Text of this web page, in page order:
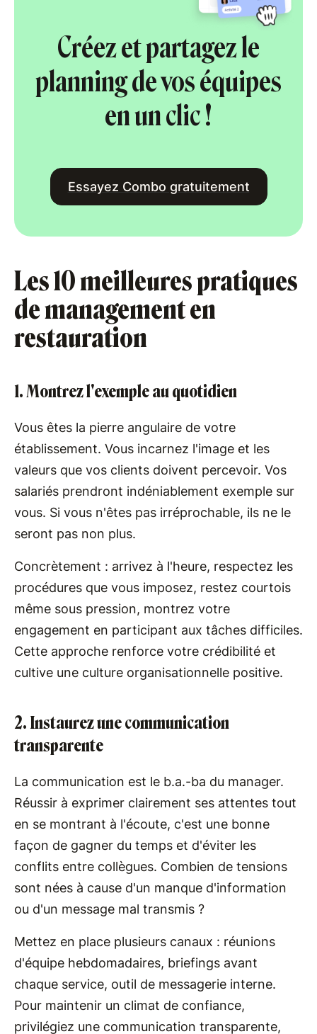
Créez et partagez le
planning de vos équipes
en un clic !
Essayez Combo gratuitement
Les 10 meilleures pratiques
de management en
restauration
1. Montrez l'exemple au quotidien
Vous êtes la pierre angulaire de votre
établissement. Vous incarnez l'image et les
valeurs que vos clients doivent percevoir. Vos
salariés prendront indéniablement exemple sur
vous. Si vous n'êtes pas irréprochable, ils ne le
seront pas non plus.
Concrètement : arrivez à l'heure, respectez les
procédures que vous imposez, restez courtois
même sous pression, montrez votre
engagement en participant aux tâches difficiles.
Cette approche renforce votre crédibilité et
cultive une culture organisationnelle positive.
2. Instaurez une communication
transparente
La communication est le b.a.-ba du manager.
Réussir à exprimer clairement ses attentes tout
en se montrant à l'écoute, c'est une bonne
façon de gagner du temps et d'éviter les
conflits entre collègues. Combien de tensions
sont nées à cause d'un manque d'information
ou d'un message mal transmis ?
Mettez en place plusieurs canaux : réunions
d'équipe hebdomadaires, briefings avant
chaque service, outil de messagerie interne.
Pour maintenir un climat de confiance,
privilégiez une communication transparente,